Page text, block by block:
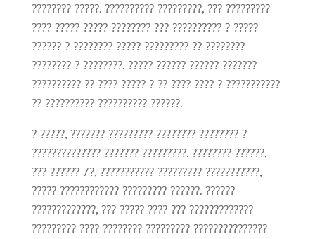
???????? ?????. ?????????? ?????????, ??? ?????????
???? ????? ????? ???????? ??? ?????????? ? ?????
?????? ? ???????? ????? ????????? ?? ????????
???????? ? ????????. ????? ?????? ?????? ???????
?????????? ?? ???? ????? ? ?? ???? ???? ? ???????????
?? ?????????? ?????????? ??????.
? ?????, ??????? ????????? ???????? ???????? ?
?????????????? ??????? ?????????. ???????? ??????,
??? ?????? 7?, ??????????? ????????? ???????????,
????? ???????????? ????????? ??????. ??????
?????????????, ??? ????? ???? ??? ?????????????
????????? ???? ???????? ????????? ???????????????